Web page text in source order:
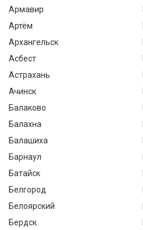
Армавир
Артём
Архангельск
Асбест
Астрахань
Ачинск
Балаково
Балахна
Балашиха
Барнаул
Батайск
Белгород
Белоярский
Бердск